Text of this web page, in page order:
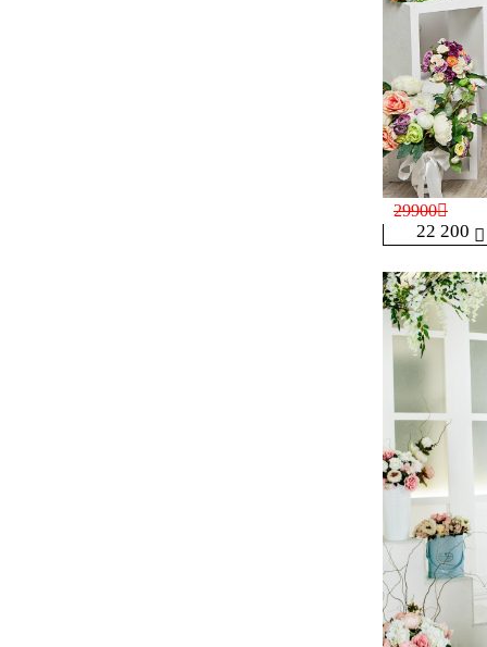
22 200
29900